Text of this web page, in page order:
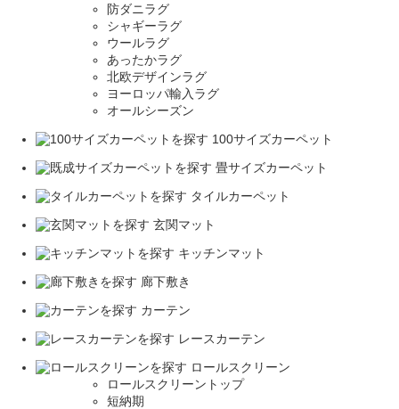
防ダニラグ
シャギーラグ
ウールラグ
あったかラグ
北欧デザインラグ
ヨーロッパ輸入ラグ
オールシーズン
100サイズカーペット
畳サイズカーペット
タイルカーペット
玄関マット
キッチンマット
廊下敷き
カーテン
レースカーテン
ロールスクリーン
ロールスクリーントップ
短納期